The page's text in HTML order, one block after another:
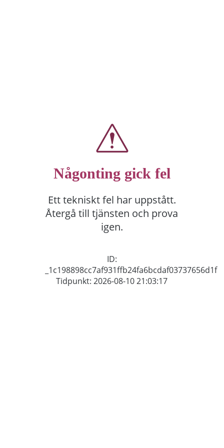
Någonting gick fel
Ett tekniskt fel har uppstått.
Återgå till tjänsten och prova
igen.
ID:
_1c198898cc7af931ffb24fa6bcdaf03737656d1f
Tidpunkt: 2026-08-10 21:03:17